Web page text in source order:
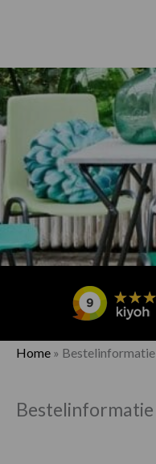
Home » Bestelinformatie
Bestelinformatie